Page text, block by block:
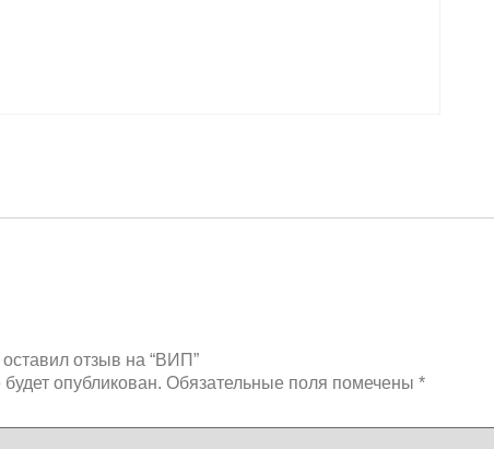
отзыв на “ВИП”
опубликован. Обязательные поля помечены *